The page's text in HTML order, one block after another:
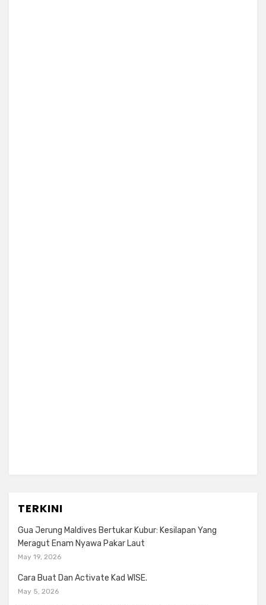
TERKINI
Gua Jerung Maldives Bertukar Kubur: Kesilapan Yang
Meragut Enam Nyawa Pakar Laut
May 19, 2026
Cara Buat Dan Activate Kad WISE.
May 5, 2026